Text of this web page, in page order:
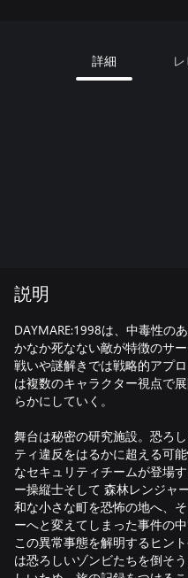
詳細
説明
DAYMARE:1998は、中毒性の
かなか死なない敵が特徴のサ
戦いや謎解きでは戦略的アプ
は複数のキャラクター視点で
らかにしていく。
舞台は秘密の研究施設。恐ろ
ティ違反をはるかに超える可
なセキュリティチームが登場
ー操縦士そして 森林レンジャ
和な小さな町を恐怖の地へ、
ーへと変えてしまった事件の
この異常事態を解明するヒン
は恐ろしいゾンビたちを倒そ